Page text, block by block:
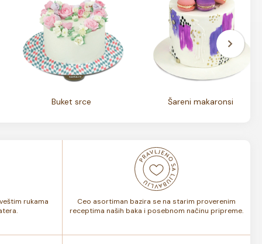
Buket srce Šareni makaronsi
rukama
Ceo asortiman bazira se na starim proverenim
receptima naših baka i posebnom načinu pripreme.